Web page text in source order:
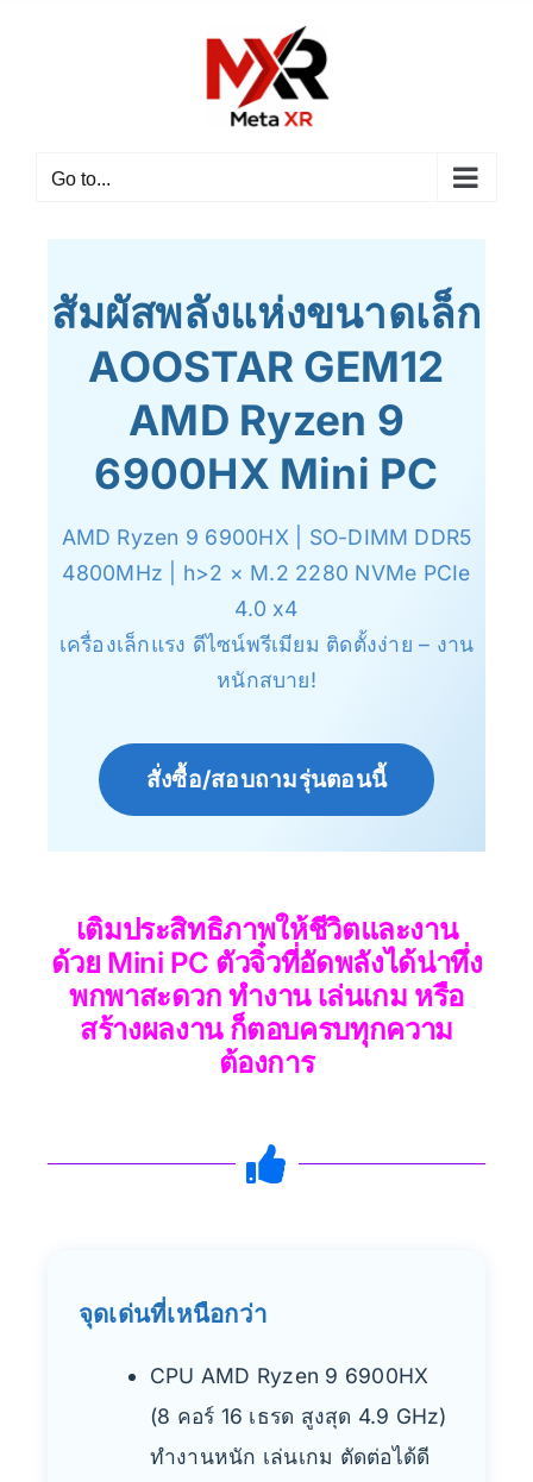
Go to...
สัมผัสพลังแห่งขนาดเล็ก
AOOSTAR GEM12
AMD Ryzen 9
6900HX Mini PC
AMD Ryzen 9 6900HX | SO-DIMM DDR5
4800MHz | h>2 × M.2 2280 NVMe PCIe
4.0 x4
เครื่องเล็กแรง ดีไซน์พรีเมียม ติดตั้งง่าย – งาน
หนักสบาย!
สั่งซื้อ/สอบถามรุ่นตอนนี้
เติมประสิทธิภาพให้ชีวิตและงาน
ด้วย Mini PC ตัวจิ๋วที่อัดพลังได้น่าทึ่ง
พกพาสะดวก ทำงาน เล่นเกม หรือ
สร้างผลงาน ก็ตอบครบทุกความ
ต้องการ
จุดเด่นที่เหนือกว่า
CPU AMD Ryzen 9 6900HX
(8 คอร์ 16 เธรด สูงสุด 4.9 GHz)
ทำงานหนัก เล่นเกม ตัดต่อได้ดี